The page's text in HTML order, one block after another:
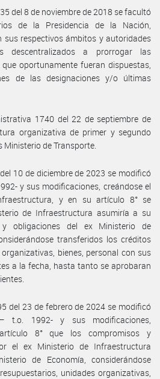
del 8 de noviembre de 2018 se facultó
de la Presidencia de la Nación,
sus respectivos ámbitos y autoridades
descentralizados a prorrogar las
oportunamente fueran dispuestas,
de las designaciones y/o últimas
1740 del 22 de septiembre de
organizativa de primer y segundo
de Transporte.
10 de diciembre de 2023 se modificó
y sus modificaciones, creándose el
y en su artículo 8° se
de Infraestructura asumiría a su
obligaciones del ex Ministerio de
transferidos los créditos
bienes, personal con sus
a la fecha, hasta tanto se aprobaran
del 23 de febrero de 2024 se modificó
t.o. 1992- y sus modificaciones,
8° que los compromisos y
el ex Ministerio de Infraestructura
de Economía, considerándose
unidades organizativas,